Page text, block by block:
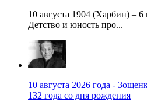
10 августа 1904 (Харбин) –
Детство и юность про...
10 августа 2026 года -
132 года со дня рождения